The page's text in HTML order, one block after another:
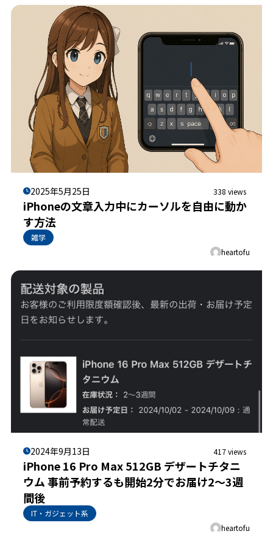
2025年5月25日 338 views
iPhoneの文章入力中にカーソルを自由に動か
す方法
雑学
heartofu
2024年9月13日 417 views
iPhone 16 Pro Max 512GB デザートチタニ
ウム 事前予約するも開始2分でお届け2～3週
間後
IT・ガジェット系
heartofu